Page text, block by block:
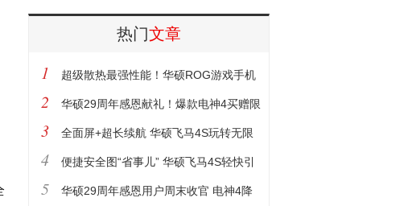
热门文章
1 超级散热最强性能！华硕ROG游戏手机
震撼发布
2 华硕29周年感恩献礼！爆款电神4买赠限
时开售
3 全面屏+超长续航 华硕飞马4S玩转无限
流量
4 便捷安全图“省事儿” 华硕飞马4S轻快引
潮流
5 华硕29周年感恩用户周末收官 电神4降